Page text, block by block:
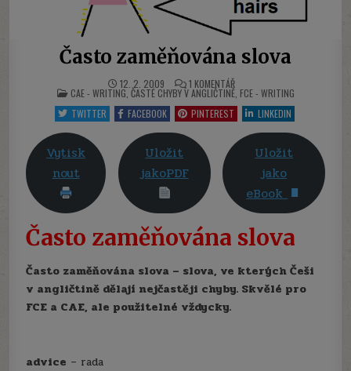
Často zaměňována slova
12. 2. 2009 1 KOMENTÁŘU
TEXTU
S
NÁZVEM
ČASTO
ZAMĚŇOVÁNA
SLOVA
POSTED
IN
CAE - WRITING ČASTÉ CHYBY V ANGLIČTINĚ, FCE - WRITING
TWITTER
FACEBOOK PINTEREST LINKEDIN
Vytisk
nout
Uložit
jakoPDF
Uložit
jako
eBook
Často zaměňována slova
Často zaměňována slova – slova, ve kterých Češi
v angličtině dělají nejčastěji chyby. Skvělé pro
FCE a CAE, ale použitelné vždycky.
advice – rada